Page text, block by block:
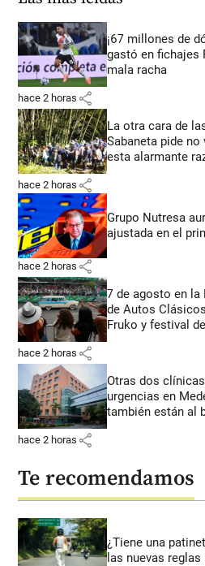
¡67 millones de
gastó en fichajes
mala racha
hace 2 horas share
La otra cara de
Sabaneta pide
esta alarmante
hace 2 horas share
Grupo Nutresa
ajustada en el
hace 2 horas share
7 de agosto en la
de Autos
Fruko y festival
hace 2 horas share
Otras dos
urgencias en
también están al
hace 2 horas share
Te recomendamos
¿Tiene una
las nuevas